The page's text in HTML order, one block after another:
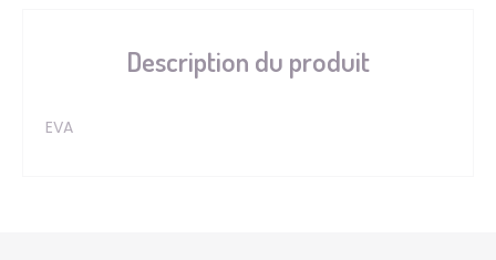
Description du produit
EVA